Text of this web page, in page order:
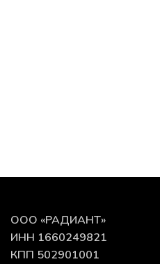
ООО «РАДИАНТ»
ИНН 1660249821
КПП 502901001